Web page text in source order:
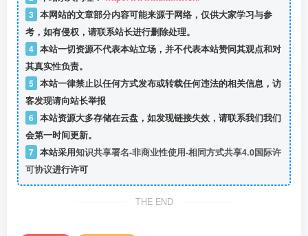
3 本网站的文章部分内容可能来源于网络，仅供大家学习与参
考，如有侵权，请联系站长进行删除处理。
4 本站一切资源不代表本站立场，并不代表本站赞同其观点和对
其真实性负责。
5 本站一律禁止以任何方式发布或转载任何违法的相关信息，访
客发现请向站长举报
6 本站资源大多存储在云盘，如发现链接失效，请联系我们我们
会第一时间更新。
7 本站采用知识共享署名-非商业性使用-相同方式共享4.0国际许
可协议进行许可
THE END